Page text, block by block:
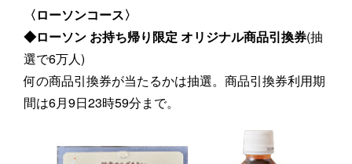
〈ローソンコース〉
◆ローソン お持ち帰り限定 オリジナル商品引換券(抽
選で6万人)
何の商品引換券が当たるかは抽選。商品引換券利用期
間は6月9日23時59分まで。